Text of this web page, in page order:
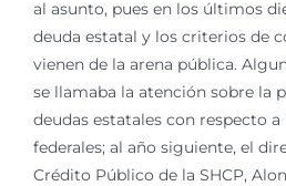
al asunto, pues en los últimos
deuda estatal y los criterios de
vienen de la arena pública.
se llamaba la atención sobre la
deudas estatales con respecto
federales; al año siguiente, el
Crédito Público de la SHCP,